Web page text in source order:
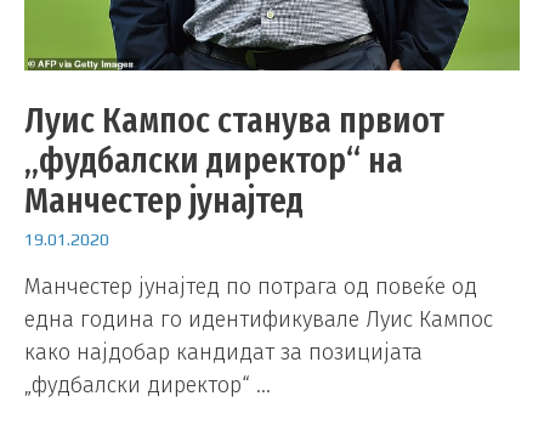
Луис Кампос станува првиот
„фудбалски директор“ на
Манчестер јунајтед
19.01.2020
Манчестер јунајтед по потрага од повеќе од
една година го идентификувале Луис Кампос
како најдобар кандидат за позицијата
„фудбалски директор“ …